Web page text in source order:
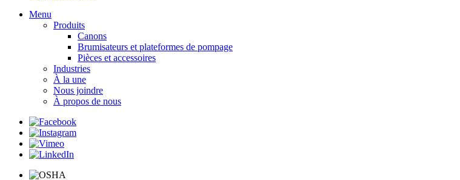
Menu
Produits
Canons
Brumisateurs et plateformes de pompage
Pièces et accessoires
Industries
À la une
Nous joindre
À propos de nous